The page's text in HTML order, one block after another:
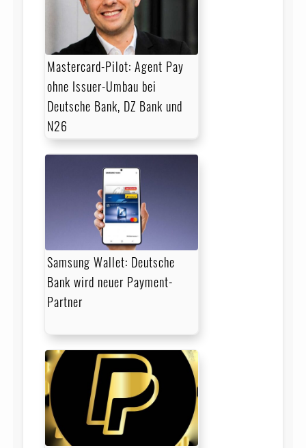
Mastercard-Pilot: Agent Pay
ohne Issuer-Umbau bei
Deutsche Bank, DZ Bank und
N26
Samsung Wallet: Deutsche
Bank wird neuer Payment-
Partner